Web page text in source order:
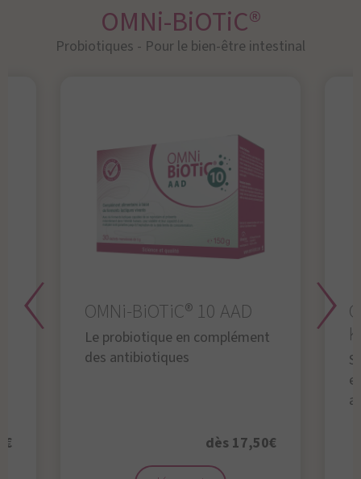
OMNi-BiOTiC®
Probiotiques - Pour le bien-être intestinal
OMNi-BiOTiC® 10 AAD
Le probiotique en complément
des antibiotiques
dès 17,50€